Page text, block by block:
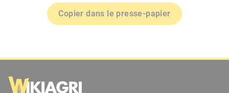
Copier dans le presse-papier